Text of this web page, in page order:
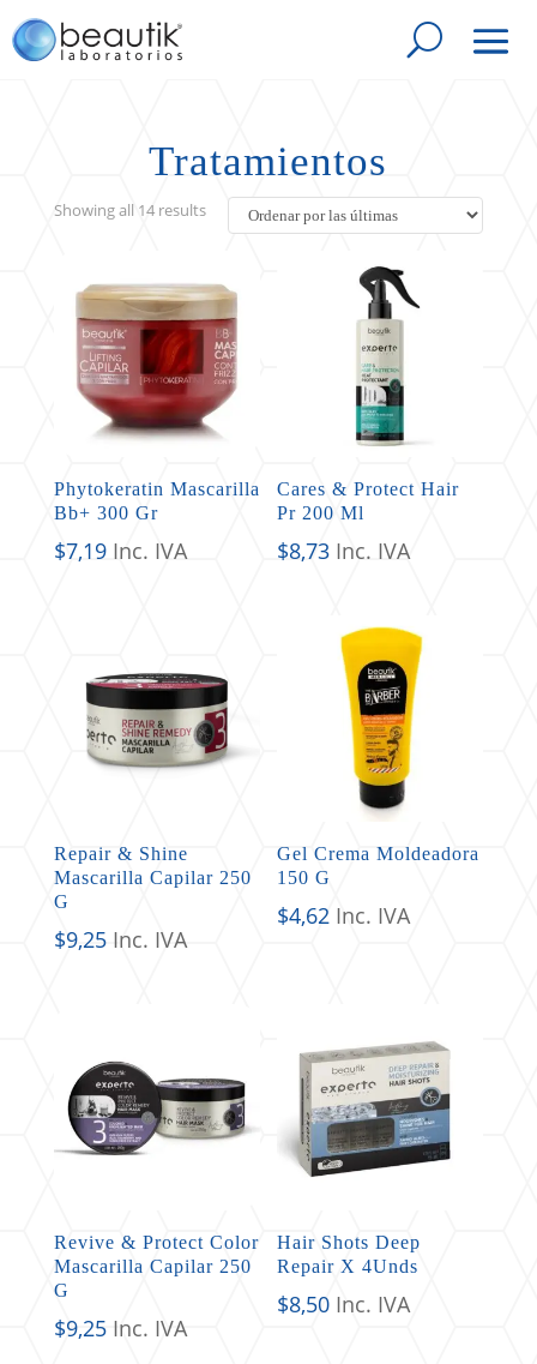
Tratamientos
Showing all 14 resultsSorted
Phytokeratin Mascarilla
Bb+ 300 Gr
$7,19 Inc. IVA
Cares & Protect Hair
Pr 200 Ml
$8,73 Inc. IVA
Repair & Shine
Mascarilla Capilar 250
G
$9,25 Inc. IVA
Gel Crema Moldeadora
150 G
$4,62 Inc. IVA
Revive & Protect Color
Mascarilla Capilar 250
G
$9,25 Inc. IVA
Hair Shots Deep
Repair X 4Unds
$8,50 Inc. IVA